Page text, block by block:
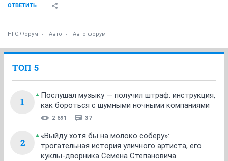
ОТВЕТИТЬ
НГС.Форум Авто Авто-форум
ТОП 5
1
Послушал музыку — получил штраф: инструкция,
как бороться с шумными ночными компаниями
2 691 37
2
«Выйду хотя бы на молоко соберу»:
трогательная история уличного артиста, его
куклы-дворника Семена Степановича